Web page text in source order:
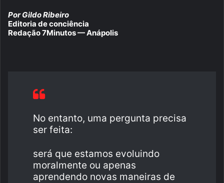
Por Gildo Ribeiro
Editoria de conciência
Redação 7Minutos — Anápolis
No entanto, uma pergunta precisa
ser feita:
será que estamos evoluindo
moralmente ou apenas
aprendendo novas maneiras de